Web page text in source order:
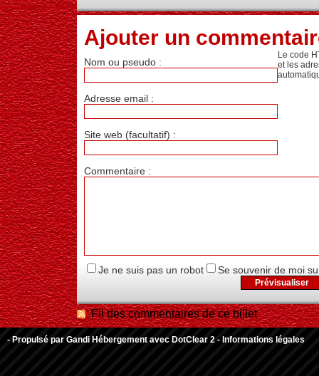
Ajouter un
Nom ou pseudo :
Adresse email :
Site web (facultatif) :
Commentaire :
Le code
et les
Je ne suis pas un robot Se souvenir de moi
Fil des commentaires de ce billet
- Propulsé par Gandi Hébergement avec DotClear 2 - Informations légales